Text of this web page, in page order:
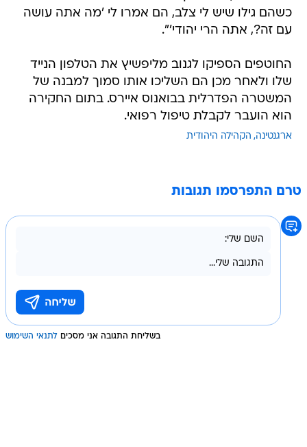
כשהם גילו שיש לי צלב, הם אמרו לי 'מה אתה עושה
עם זה?, אתה הרי יהודי'".
החוטפים הספיקו לגנוב מליפשיץ את הטלפון הנייד
שלו ולאחר מכן הם השליכו אותו סמוך למבנה של
המשטרה הפדרלית בבואנוס איירס. בתום החקירה
הוא הועבר לקבלת טיפול רפואי.
ארגנטינה הקהילה היהודית
טרם התפרסמו תגובות
בשליחת התגובה אני מסכים לתנאי השימוש